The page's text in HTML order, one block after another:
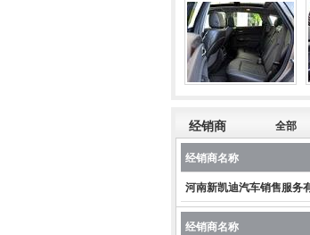
经销商 全部
经销商名称
河南新凯迪汽车销售服务
经销商名称